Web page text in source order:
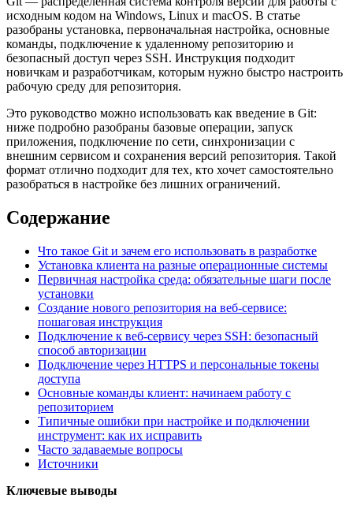
исходным кодом на Windows, Linux и macOS. В статье
разобраны установка, первоначальная настройка, основные
команды, подключение к удаленному репозиторию и
безопасный доступ через SSH. Инструкция подходит
новичкам и разработчикам, которым нужно быстро настроить
рабочую среду для репозитория.
Это руководство можно использовать как введение в Git:
ниже подробно разобраны базовые операции, запуск
приложения, подключение по сети, синхронизации с
внешним сервисом и сохранения версий репозитория. Такой
формат отлично подходит для тех, кто хочет самостоятельно
разобраться в настройке без лишних ограничений.
Содержание
Что такое Git и зачем его использовать в разработке
Установка клиента на разные операционные системы
Первичная настройка среда: обязательные шаги после
установки
Создание нового репозитория на веб-сервисе:
пошаговая инструкция
Подключение к веб-сервису через SSH: безопасный
способ авторизации
Подключение через HTTPS и персональные токены
доступа
Основные команды клиент: начинаем работу с
репозиторием
Типичные ошибки при настройке и подключении
инструмент: как их исправить
Часто задаваемые вопросы
Источники
Ключевые выводы